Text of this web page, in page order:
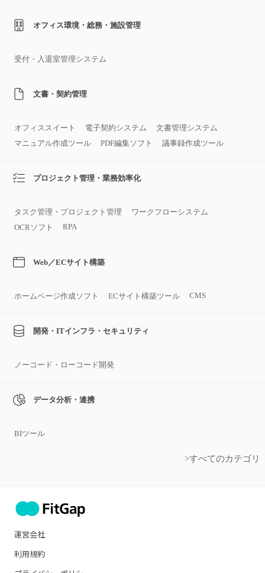
オフィス環境・総務・施設管理
受付・入退室管理システム
文書・契約管理
オフィススイート 電子契約システム
文書管理システム
マニュアル作成ツール
PDF編集ソフト 議事録作成ツール
プロジェクト管理・業務効率化
タスク管理・プロジェクト管理
ワークフローシステム
OCRソフト
RPA
Web／ECサイト構築
ホームページ作成ソフト ECサイト構築ツール CMS
開発・ITインフラ・セキュリティ
ノーコード・ローコード開発
データ分析・連携
BIツール
>すべてのカテゴリ
運営会社
利用規約